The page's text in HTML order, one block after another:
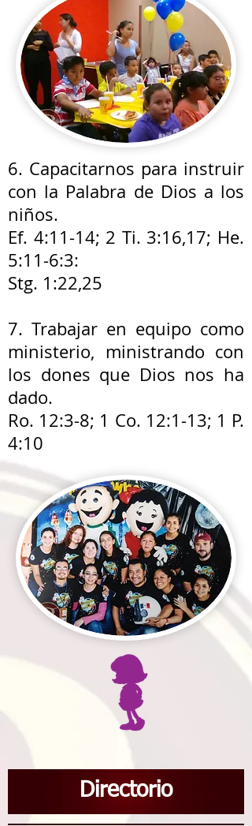
6. Capacitarnos para instruir
con la Palabra de Dios a los
niños.
Ef. 4:11-14; 2 Ti. 3:16,17; He.
5:11-6:3:
Stg. 1:22,25
7. Trabajar en equipo como
ministerio, ministrando con
los dones que Dios nos ha
dado.
Ro. 12:3-8; 1 Co. 12:1-13; 1 P.
4:10
Directorio